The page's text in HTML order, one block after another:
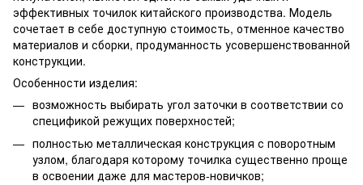
эффективных точилок китайского производства. Модель
сочетает в себе доступную стоимость, отменное качество
материалов и сборки, продуманность усовершенствованной
конструкции.
Особенности изделия:
возможность выбирать угол заточки в соответствии со
спецификой режущих поверхностей;
полностью металлическая конструкция с поворотным
узлом, благодаря которому точилка существенно проще
в освоении даже для мастеров-новичков;